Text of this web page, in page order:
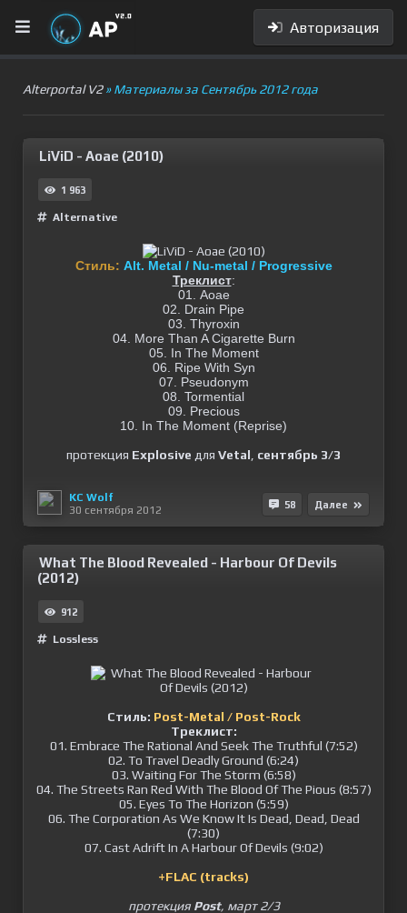
Авторизация
Alterportal V2» Материалы за Сентябрь 2012 года
LiViD - Aoae (2010)
1 963
Alternative
Стиль: Alt. Metal / Nu-metal / Progressive
Треклист:
01. Aoae
02. Drain Pipe
03. Thyroxin
04. More Than A Cigarette Burn
05. In The Moment
06. Ripe With Syn
07. Pseudonym
08. Tormential
09. Precious
10. In The Moment (Reprise)
протекция Explosive для Vetal сентябрь 3/3
KC Wolf
30 сентября 2012
58 Далее
What The Blood Revealed - Harbour Of Devils
(2012)
912
Lossless
Стиль: Post-Metal / Post-Rock
Треклист:
01. Embrace The Rational And Seek The Truthful (7:52)
02. To Travel Deadly Ground (6:24)
03. Waiting For The Storm (6:58)
04. The Streets Ran Red With The Blood Of The Pious (8:57)
05. Eyes To The Horizon (5:59)
06. The Corporation As We Know It Is Dead, Dead, Dead
(7:30)
07. Cast Adrift In A Harbour Of Devils (9:02)
+FLAC (tracks)
протекция Post, март 2/3